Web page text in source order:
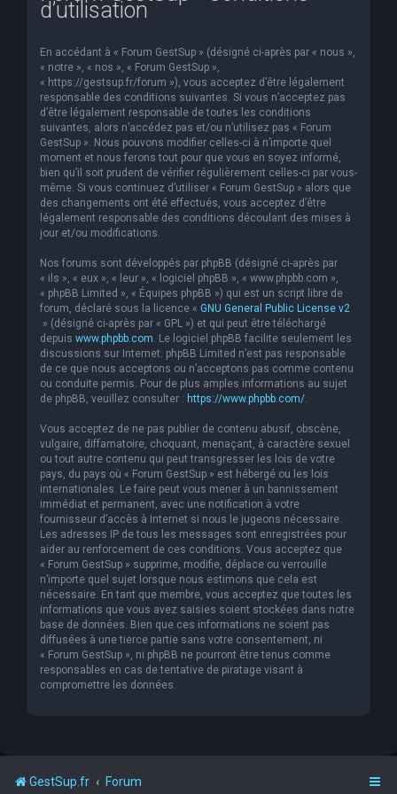
d’utilisation
En accédant à « Forum GestSup » (désigné ci-après par « nous »,
« notre », « nos », « Forum GestSup »,
« https://gestsup.fr/forum »), vous acceptez d’être légalement
responsable des conditions suivantes. Si vous n’acceptez pas
d’être légalement responsable de toutes les conditions
suivantes, alors n’accédez pas et/ou n’utilisez pas « Forum
GestSup ». Nous pouvons modifier celles-ci à n’importe quel
moment et nous ferons tout pour que vous en soyez informé,
bien qu’il soit prudent de vérifier régulièrement celles-ci par vous-
même. Si vous continuez d’utiliser « Forum GestSup » alors que
des changements ont été effectués, vous acceptez d’être
légalement responsable des conditions découlant des mises à
jour et/ou modifications.
Nos forums sont développés par phpBB (désigné ci-après par
« ils », « eux », « leur », « logiciel phpBB », « www.phpbb.com »,
« phpBB Limited », « Équipes phpBB ») qui est un script libre de
forum, déclaré sous la licence « GNU General Public License v2
» (désigné ci-après par « GPL ») et qui peut être téléchargé
depuis www.phpbb.com. Le logiciel phpBB facilite seulement les
discussions sur Internet. phpBB Limited n’est pas responsable
de ce que nous acceptons ou n’acceptons pas comme contenu
ou conduite permis. Pour de plus amples informations au sujet
de phpBB, veuillez consulter : https://www.phpbb.com/.
Vous acceptez de ne pas publier de contenu abusif, obscène,
vulgaire, diffamatoire, choquant, menaçant, à caractère sexuel
ou tout autre contenu qui peut transgresser les lois de votre
pays, du pays où « Forum GestSup » est hébergé ou les lois
internationales. Le faire peut vous mener à un bannissement
immédiat et permanent, avec une notification à votre
fournisseur d’accès à Internet si nous le jugeons nécessaire.
Les adresses IP de tous les messages sont enregistrées pour
aider au renforcement de ces conditions. Vous acceptez que
« Forum GestSup » supprime, modifie, déplace ou verrouille
n’importe quel sujet lorsque nous estimons que cela est
nécessaire. En tant que membre, vous acceptez que toutes les
informations que vous avez saisies soient stockées dans notre
base de données. Bien que ces informations ne soient pas
diffusées à une tierce partie sans votre consentement, ni
« Forum GestSup », ni phpBB ne pourront être tenus comme
responsables en cas de tentative de piratage visant à
compromettre les données.
GestSup.fr Forum